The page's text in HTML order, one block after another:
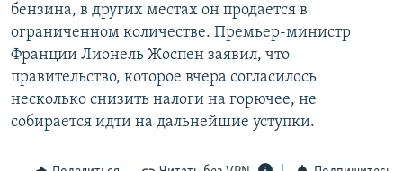
бензина, в других местах он продается в
ограниченном количестве. Премьер-министр
Франции Лионель Жоспен заявил, что
правительство, которое вчера согласилось
несколько снизить налоги на горючее, не
собирается идти на дальнейшие уступки.